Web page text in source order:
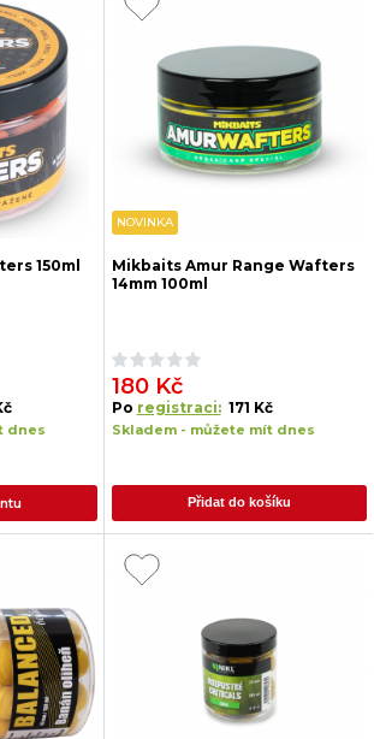
150ml
dnes
NOVINKA
Mikbaits Amur Range Wafters
14mm 100ml
180 Kč
Po registraci: 171 Kč
Skladem - můžete mít dnes
Přidat do košíku